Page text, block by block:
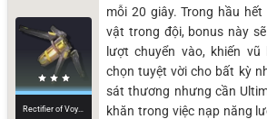
mỗi 20 giây. Trong hầu
vật trong đội, bonus này
lượt chuyển vào, khiến
chọn tuyệt vời cho bất kỳ
sát thương nhưng cần
khăn trong việc nạp năng